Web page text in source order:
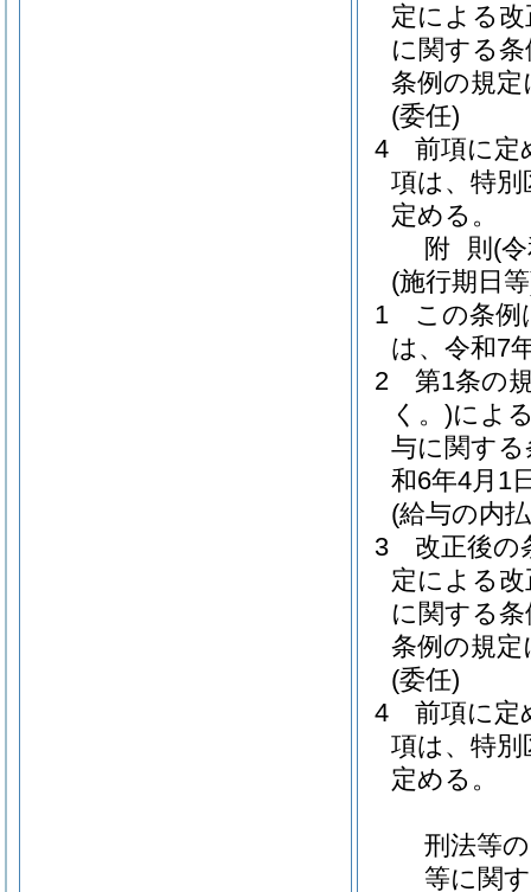
定による
に関する
条例の規
(委任)
4
前項に定
項は、特別
定める。
附 則 (
(施行期日
1
この条例
は、令和7
2
第1条の
く。)によ
与に関する
和6年4月1
(給与の内
3
改正後の
定による
に関する
条例の規
(委任)
4
前項に定
項は、特別
定める。
刑法等
等に関